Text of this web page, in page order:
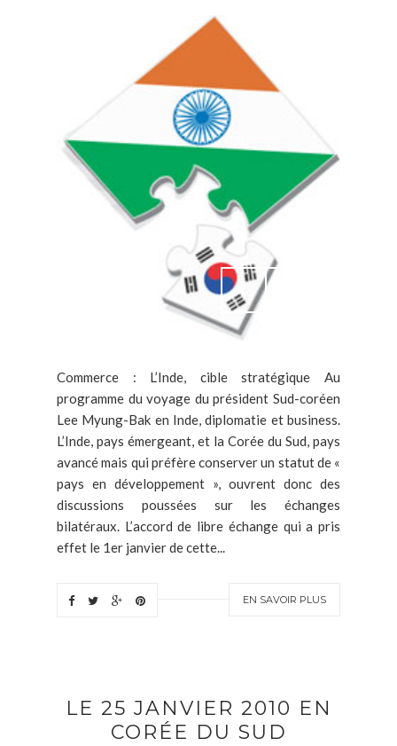
Commerce : L’Inde, cible stratégique Au
programme du voyage du président Sud-coréen
Lee Myung-Bak en Inde, diplomatie et business.
L’Inde, pays émergeant, et la Corée du Sud, pays
avancé mais qui préfère conserver un statut de «
pays en développement », ouvrent donc des
discussions poussées sur les échanges
bilatéraux. L’accord de libre échange qui a pris
effet le 1er janvier de cette...
EN SAVOIR PLUS
LE 25 JANVIER 2010 EN
CORÉE DU SUD